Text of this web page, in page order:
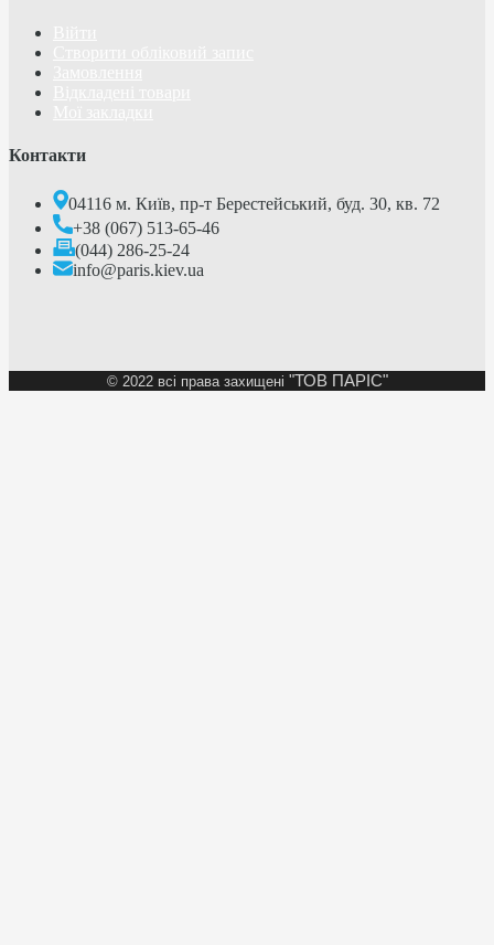
Контакти
04116 м. Київ, пр-т Берестейський, буд. 30, кв. 72
+38 (067) 513-65-46
(044) 286-25-24
info@paris.kiev.ua
© 2022 всі права захищені "ТОВ ПАРІС"